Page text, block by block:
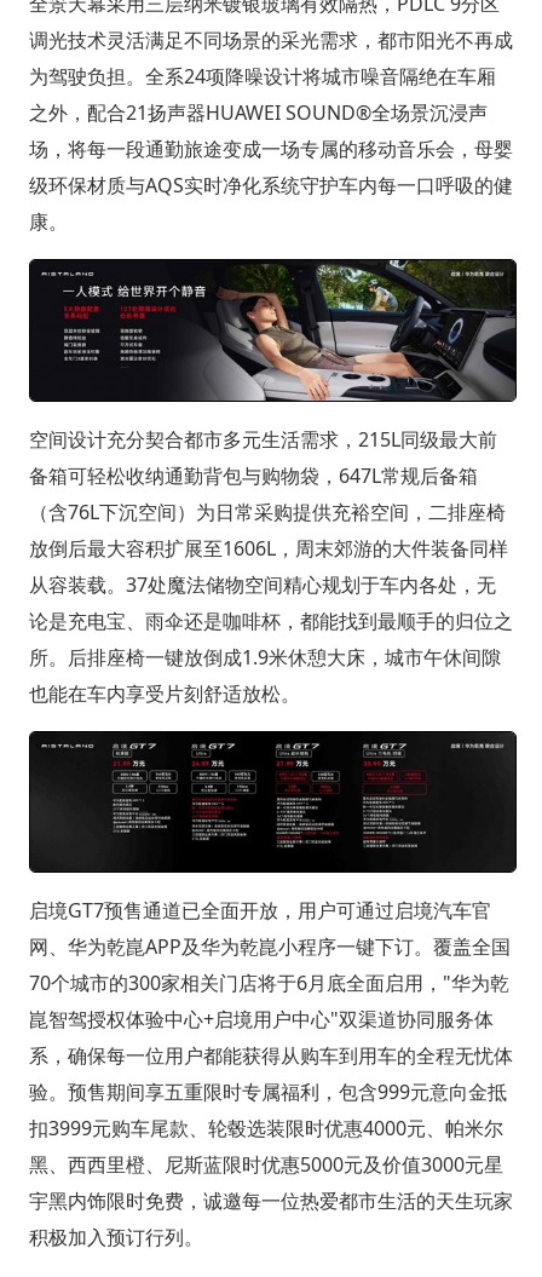
调光技术灵活满足不同场景的采光需求，都市阳光不再成
为驾驶负担。全系24项降噪设计将城市噪音隔绝在车厢
之外，配合21扬声器HUAWEI SOUND®全场景沉浸声
场，将每一段通勤旅途变成一场专属的移动音乐会，母婴
级环保材质与AQS实时净化系统守护车内每一口呼吸的健
康。
空间设计充分契合都市多元生活需求，215L同级最大前
备箱可轻松收纳通勤背包与购物袋，647L常规后备箱
（含76L下沉空间）为日常采购提供充裕空间，二排座椅
放倒后最大容积扩展至1606L，周末郊游的大件装备同样
从容装载。37处魔法储物空间精心规划于车内各处，无
论是充电宝、雨伞还是咖啡杯，都能找到最顺手的归位之
所。后排座椅一键放倒成1.9米休憩大床，城市午休间隙
也能在车内享受片刻舒适放松。
启境GT7预售通道已全面开放，用户可通过启境汽车官
网、华为乾崑APP及华为乾崑小程序一键下订。覆盖全国
70个城市的300家相关门店将于6月底全面启用，"华为乾
崑智驾授权体验中心+启境用户中心"双渠道协同服务体
系，确保每一位用户都能获得从购车到用车的全程无忧体
验。预售期间享五重限时专属福利，包含999元意向金抵
扣3999元购车尾款、轮毂选装限时优惠4000元、帕米尔
黑、西西里橙、尼斯蓝限时优惠5000元及价值3000元星
宇黑内饰限时免费，诚邀每一位热爱都市生活的天生玩家
积极加入预订行列。